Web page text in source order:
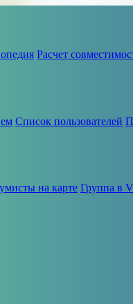
Расчет
Список пользователей
на карте Группа в